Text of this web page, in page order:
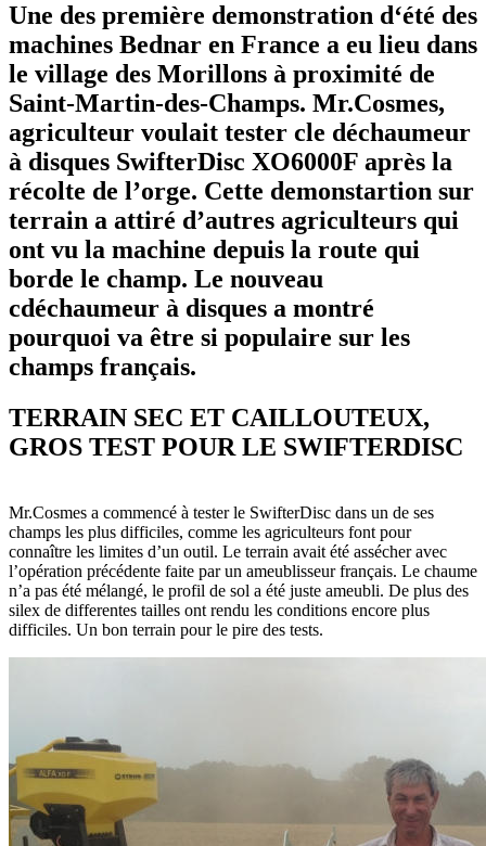
Une des première demonstration d‘été des
machines Bednar en France a eu lieu dans
le village des Morillons à proximité de
Saint-Martin-des-Champs. Mr.Cosmes,
agriculteur voulait tester cle déchaumeur
à disques SwifterDisc XO6000F après la
récolte de l’orge. Cette demonstartion sur
terrain a attiré d’autres agriculteurs qui
ont vu la machine depuis la route qui
borde le champ. Le nouveau
cdéchaumeur à disques a montré
pourquoi va être si populaire sur les
champs français.
TERRAIN SEC ET CAILLOUTEUX,
GROS TEST POUR LE SWIFTERDISC
Mr.Cosmes a commencé à tester le SwifterDisc dans un de ses
champs les plus difficiles, comme les agriculteurs font pour
connaître les limites d’un outil. Le terrain avait été assécher avec
l’opération précédente faite par un ameublisseur français. Le chaume
n’a pas été mélangé, le profil de sol a été juste ameubli. De plus des
silex de differentes tailles ont rendu les conditions encore plus
difficiles. Un bon terrain pour le pire des tests.